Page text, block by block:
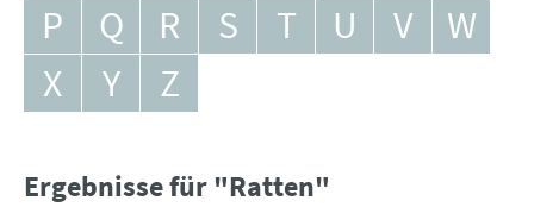
P
Q R S T U V
W
X
Y Z
Ergebnisse für "Ratten"